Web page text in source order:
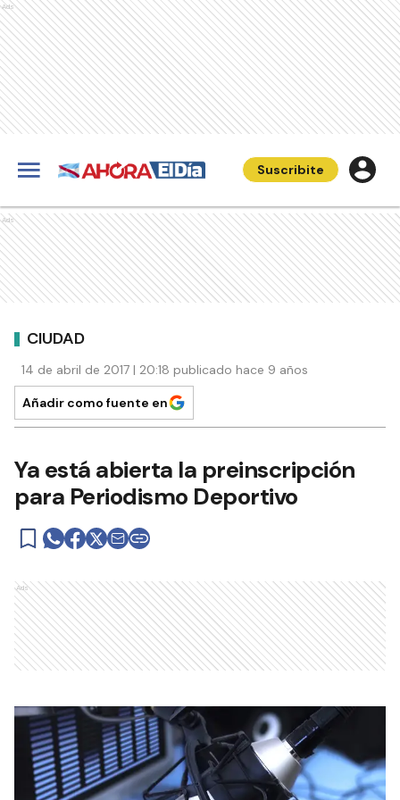
Ads
Suscribite
Ads
CIUDAD
14 de abril de 2017 | 20:18 publicado hace 9 años
Añadir como fuente en
Ya está abierta la preinscripción
para Periodismo Deportivo
Ads